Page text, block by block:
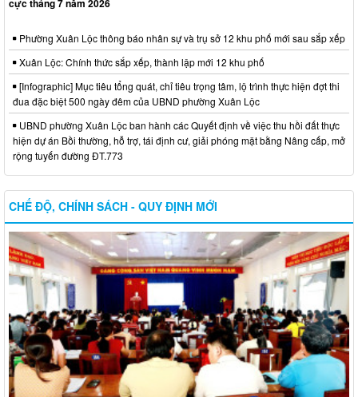
cực tháng 7 năm 2026
Phường Xuân Lộc thông báo nhân sự và trụ sở 12 khu phố mới sau sắp xếp
Xuân Lộc: Chính thức sắp xếp, thành lập mới 12 khu phố
[Infographic] Mục tiêu tổng quát, chỉ tiêu trọng tâm, lộ trình thực hiện đợt thi
đua đặc biệt 500 ngày đêm của UBND phường Xuân Lộc
UBND phường Xuân Lộc ban hành các Quyết định về việc thu hồi đất thực
hiện dự án Bồi thường, hỗ trợ, tái định cư, giải phóng mặt bằng Nâng cấp, mở
rộng tuyến đường ĐT.773
CHẾ ĐỘ, CHÍNH SÁCH - QUY ĐỊNH MỚI